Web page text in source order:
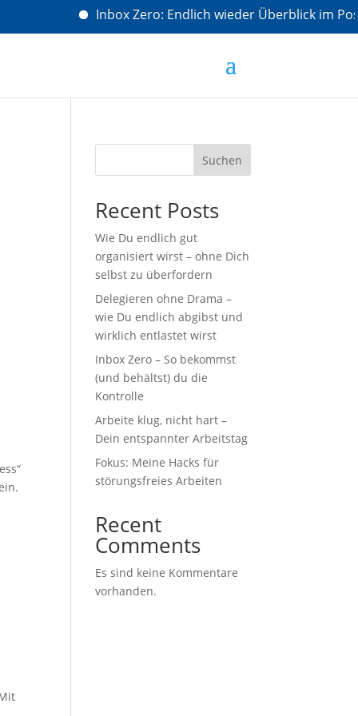
Inbox Zero: Endlich wieder Überblick im
Suchen
Recent Posts
Wie Du endlich gut
organisiert wirst – ohne Dich
selbst zu überfordern
Delegieren ohne Drama –
wie Du endlich abgibst und
wirklich entlastet wirst
Inbox Zero – So bekommst
(und behältst) du die
Kontrolle
Arbeite klug, nicht hart –
Dein entspannter Arbeitstag
Fokus: Meine Hacks für
störungsfreies Arbeiten
Recent
Comments
Es sind keine Kommentare
vorhanden.